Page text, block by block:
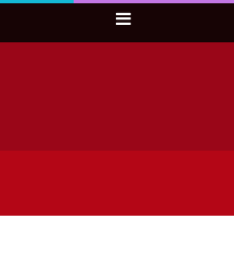
Sidebar